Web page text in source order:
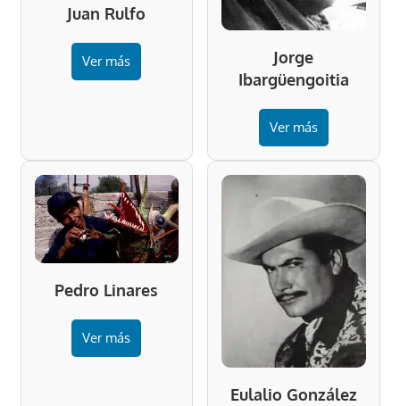
Juan Rulfo
Ver más
Jorge
Ibargüengoitia
Ver más
Pedro Linares
Ver más
Eulalio González